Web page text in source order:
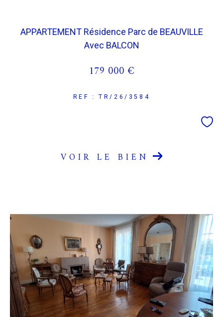
APPARTEMENT Résidence Parc de BEAUVILLE
Avec BALCON
179 000 €
REF : TR/26/3584
VOIR LE BIEN